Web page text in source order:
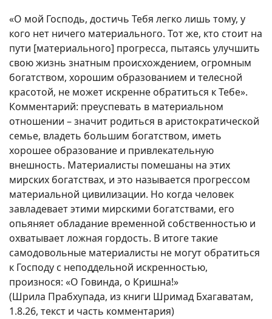
«О мой Господь, достичь Тебя легко лишь тому, у
кого нет ничего материального. Тот же, кто стоит на
пути [материального] прогресса, пытаясь улучшить
свою жизнь знатным происхождением, огромным
богатством, хорошим образованием и телесной
красотой, не может искренне обратиться к Тебе».
Комментарий: преуспевать в материальном
отношении – значит родиться в аристократической
семье, владеть большим богатством, иметь
хорошее образование и привлекательную
внешность. Материалисты помешаны на этих
мирских богатствах, и это называется прогрессом
материальной цивилизации. Но когда человек
завладевает этими мирскими богатствами, его
опьяняет обладание временной собственностью и
охватывает ложная гордость. В итоге такие
самодовольные материалисты не могут обратиться
к Господу с неподдельной искренностью,
произнося: «О Говинда, о Кришна!»
(Шрила Прабхупада, из книги Шримад Бхагаватам,
1.8.26, текст и часть комментария)